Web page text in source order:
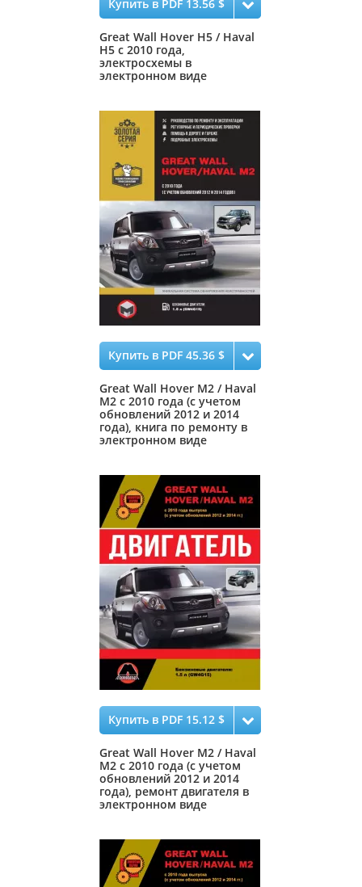
Купить в PDF 13.56 $
Great Wall Hover H5 / Haval
H5 с 2010 года,
электросхемы в
электронном виде
Купить в PDF 45.36 $
Great Wall Hover M2 / Haval
M2 с 2010 года (с учетом
обновлений 2012 и 2014
года), книга по ремонту в
электронном виде
Купить в PDF 15.12 $
Great Wall Hover M2 / Haval
M2 с 2010 года (с учетом
обновлений 2012 и 2014
года), ремонт двигателя в
электронном виде